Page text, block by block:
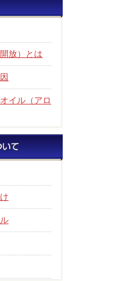
放）とは
イル（アロ